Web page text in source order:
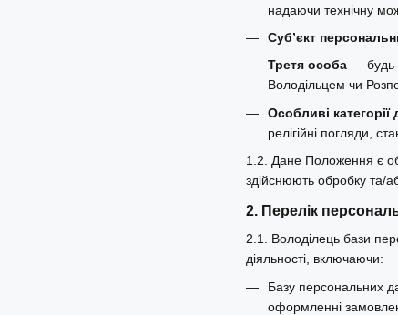
надаючи технічну
Суб’єкт
Третя особа — будь-
Володільцем чи
Особливі категорії
релігійні погляди,
1.2. Дане Положення є
здійснюють обробку та/
2. Перелік
2.1. Володілець бази
діяльності, включаючи:
Базу персональних
оформленні